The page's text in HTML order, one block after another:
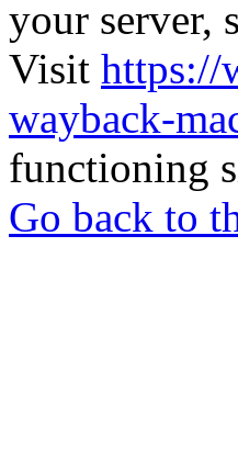
your server,
Visit https://
wayback-
functioning
Go back to